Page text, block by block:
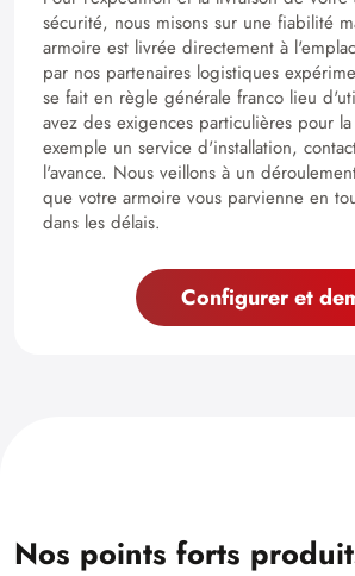
sécurité, nous misons sur une fiabilité
armoire est livrée directement à
par nos partenaires logistiques
se fait en règle générale franco lieu
avez des exigences particulières pour
exemple un service d'installation,
l'avance. Nous veillons à un
que votre armoire vous parvienne en
dans les délais.
Configurer et
Nos points forts